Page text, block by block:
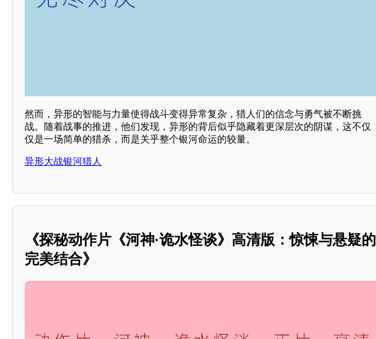
然而，异形的智能与力量使得战斗变得异常复杂，猎人们的信念与勇气被不断挑
战。随着战事的推进，他们发现，异形的背后似乎隐藏着更深层次的阴谋，这不仅
仅是一场简单的猎杀，而是关乎整个银河命运的较量。
异形大战银河猎人
《探秘动作片《河神·诡水怪谈》高清版：惊悚与悬疑的
完美结合》